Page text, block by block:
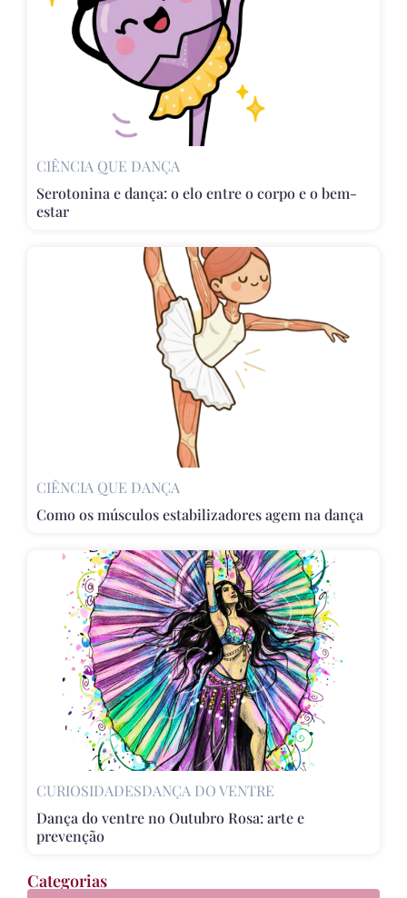
CIÊNCIA QUE DANÇA
Serotonina e dança: o elo entre o corpo e o bem-
estar
CIÊNCIA QUE DANÇA
Como os músculos estabilizadores agem na dança
CURIOSIDADESDANÇA DO VENTRE
Dança do ventre no Outubro Rosa: arte e
prevenção
Categorias